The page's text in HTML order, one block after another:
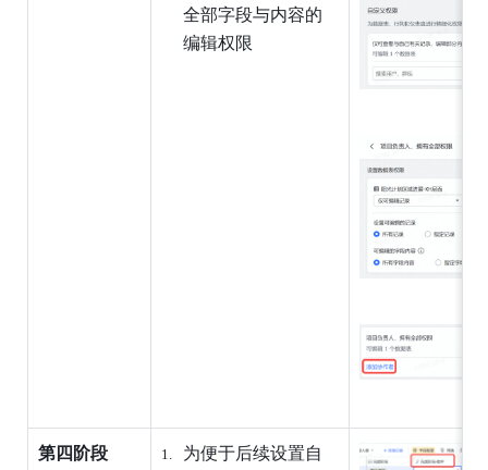
全部字段与内容的
编辑权限
第四阶段
为便于后续设置自